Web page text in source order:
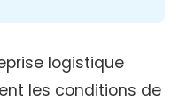
logistique
les conditions de